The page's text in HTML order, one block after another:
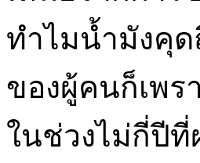
ทำไมน้ำมังคุด
ของผู้คนก็เพร
ในช่วงไม่กี่ปี